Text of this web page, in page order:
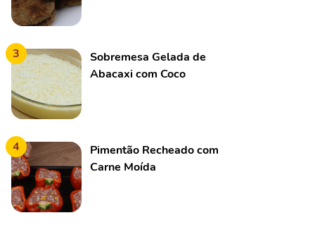
3
Sobremesa Gelada de
Abacaxi com Coco
4
Pimentão Recheado com
Carne Moída